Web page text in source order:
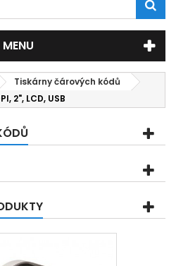
MENU
Tiskárny čárových kódů
2", LCD, USB